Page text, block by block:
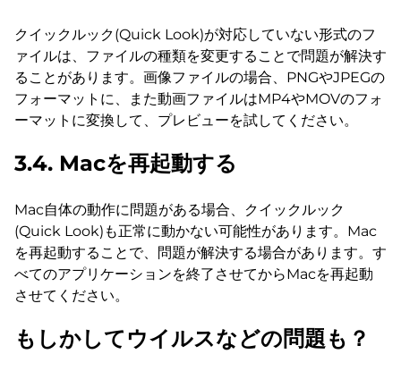
クイックルック(Quick Look)が対応していない形式のフ
ァイルは、ファイルの種類を変更することで問題が解決す
ることがあります。画像ファイルの場合、PNGやJPEGの
フォーマットに、また動画ファイルはMP4やMOVのフォ
ーマットに変換して、プレビューを試してください。
3.4. Macを再起動する
Mac自体の動作に問題がある場合、クイックルック
(Quick Look)も正常に動かない可能性があります。Mac
を再起動することで、問題が解決する場合があります。す
べてのアプリケーションを終了させてからMacを再起動
させてください。
もしかしてウイルスなどの問題も？